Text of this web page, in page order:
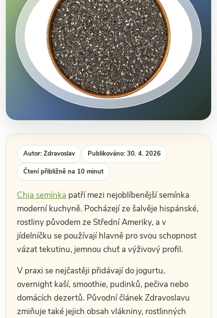
Autor: Zdravoslav Publikováno: 30. 4. 2026
Čtení přibližně na 10 minut
Chia semínka patří mezi nejoblíbenější semínka
moderní kuchyně. Pocházejí ze šalvěje hispánské,
rostliny původem ze Střední Ameriky, a v
jídelníčku se používají hlavně pro svou schopnost
vázat tekutinu, jemnou chuť a výživový profil.
V praxi se nejčastěji přidávají do jogurtu,
overnight kaší, smoothie, pudinků, pečiva nebo
domácích dezertů. Původní článek Zdravoslavu
zmiňuje také jejich obsah vlákniny, rostlinných